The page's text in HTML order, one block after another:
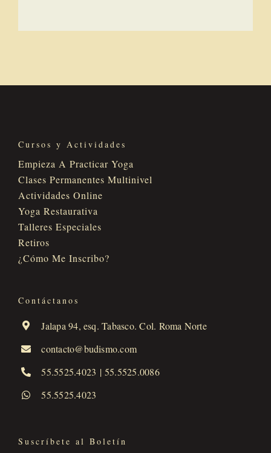
Cursos y Actividades
Empieza A Practicar Yoga
Clases Permanentes Multinivel
Actividades Online
Yoga Restaurativa
Talleres Especiales
Retiros
¿Cómo Me Inscribo?
Contáctanos
Jalapa 94, esq. Tabasco. Col. Roma Norte
contacto@budismo.com
55.5525.4023 | 55.5525.0086
55.5525.4023
Suscríbete al Boletín